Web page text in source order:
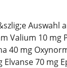
Auswahl
Valium 10 mg
40 mg
Elvanse 70 mg